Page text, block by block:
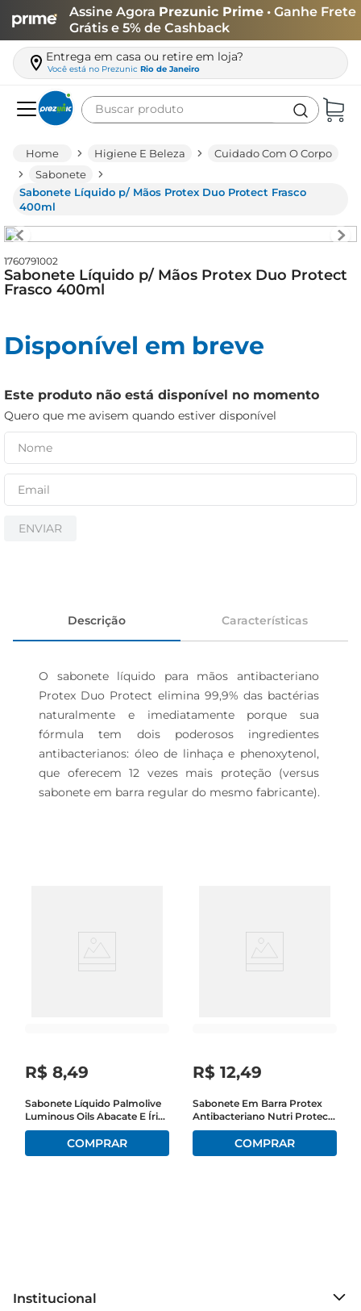
Assine Agora Prezunic Prime • Ganhe Frete
Grátis e 5% de Cashback
Entrega em casa ou retire em loja?
Você está no Prezunic Rio de Janeiro
Buscar produto
Higiene E Beleza
Cuidado Com O Corpo
Sabonete
Sabonete Líquido p/ Mãos Protex Duo Protect Frasco
400ml
1760791002
Sabonete Líquido p/ Mãos Protex Duo Protect
Frasco 400ml
Disponível em breve
Este produto não está disponível no momento
Quero que me avisem quando estiver disponível
ENVIAR
Descrição Características
O sabonete líquido para mãos antibacteriano
Protex Duo Protect elimina 99,9% das bactérias
naturalmente e imediatamente porque sua
fórmula tem dois poderosos ingredientes
antibacterianos: óleo de linhaça e phenoxytenol,
que oferecem 12 vezes mais proteção (versus
sabonete em barra regular do mesmo fabricante).
R$ 8,49
Sabonete Líquido Palmolive
Luminous Oils Abacate E Íris
Refil 200ml
R$ 12,49
Sabonete Em Barra Protex
Antibacteriano Nutri Protect
Glicerina+Vitamina E
Envoltório 85g Com 3
Unidades Leve + Pague -
Institucional
leite
biscoito
iogurte
papel higiênico
cerveja